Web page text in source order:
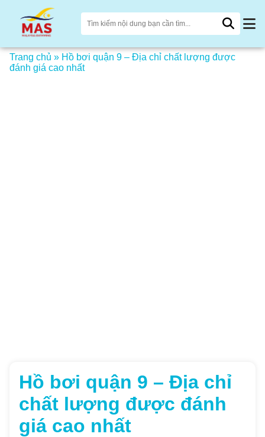
Trang chủ » Hồ bơi quận 9 – Địa chỉ chất lượng được
đánh giá cao nhất
Hồ bơi quận 9 – Địa chỉ
chất lượng được đánh
giá cao nhất